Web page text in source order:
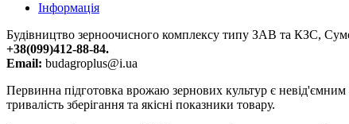
Інформація
Будівництво зерноочисного комплексу типу ЗАВ та КЗС,
+38(099)412-88-84.
Email: budagroplus@i.ua
Первинна підготовка врожаю зернових культур є невід'ємним
тривалість зберігання та якісні показники товару.